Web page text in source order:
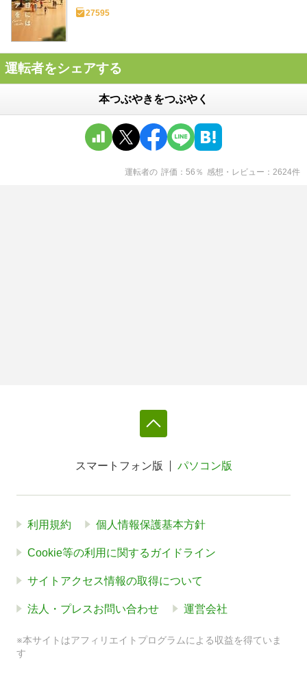
27595
運転者をシェアする
本つぶやきをつぶやく
運転者の 評価 56 ％ 感想・レビュー 2624件
スマートフォン版 パソコン版
利用規約 個人情報保護基本方針
Cookie等の利用に関するガイドライン
サイトアクセス情報の取得について
法人・プレスお問い合わせ 運営会社
※本サイトはアフィリエイトプログラムによる収益を得ていま
す